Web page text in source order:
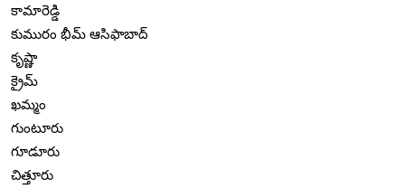
కామారెడ్డి
కుమురం భీమ్ ఆసిఫాబాద్
కృష్ణా
క్రైమ్
ఖమ్మం
గుంటూరు
గూడూరు
చిత్తూరు